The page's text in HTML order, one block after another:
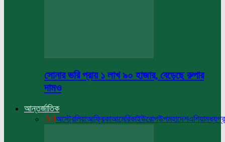
সোনার ভরি প্রায় ১ লাখ ৯০ হাজার, বেড়েছে রুপার
দামও
আন্তর্জাতিক
Allঅস্ট্রেলিয়াআফ্রিকাআমেরিকাইউরোপউপমহাদেশএশিয়া